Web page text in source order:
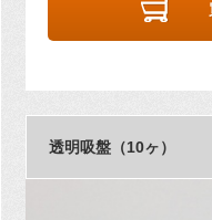
透明吸盤（10ヶ）